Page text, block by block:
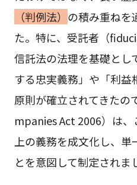
（判例法） の積み重ねを
た。特に、受託者（
信託法の法理を基礎とし
する忠実義務」や「利
原則が確立されてきたの
mpanies Act 2006）は
上の義務を成文化し、
とを意図して制定されま